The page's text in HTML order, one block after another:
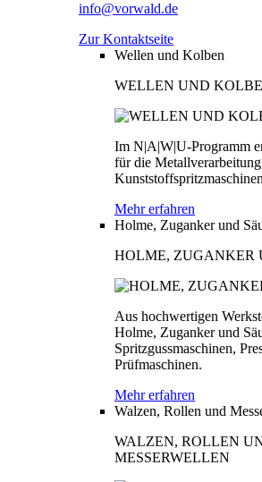
info@vorwald.de
Zur Kontaktseite
Wellen und Kolben
WELLEN UND
Im N|A|W|U-Programm
für die
Mehr erfahren
Holme, Zuganker und
HOLME, ZUGANKER
Aus hochwertigen
Holme, Zuganker und
Spritzgussmaschinen,
Prüfmaschinen.
Mehr erfahren
Walzen, Rollen und
WALZEN, ROLLEN
MESSERWELLEN